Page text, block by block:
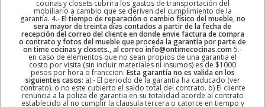
cocinas y closets cubrira los gastos de transportación del
mobiliario a cambio que se deriven del cumplimiento de la
garantía. 4.-El tiempo de reparación o cambio físico del mueble, no
sera mayor de treinta días contados a partir de la fecha de
recepción del correo del cliente en donde envie factura de compra
o contrato y fotos del mueble que proceda la garantía por parte de
on time cocinas y closets., al correo info@ontimecocinas.com 5.-
en caso de elementos que no sean propios de una garantia el
costo por visita (sin incluir materiales ni insumos) es de $1000
pesos por hora o franccion. Esta garantía no es valida en los
siguientes casos: a).- El periodo de la garantía ha caducado (ver
contrato). o no este cubierto el saldo total del contrato. b) El cliente
renuncia a la poliza de garantia en su totalidad acorde al contrato
establecido al no cumplir la clausula tercera o catorce en tiempo y